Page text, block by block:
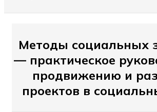
Методы социальных
— практическое
продвижению и
проектов в